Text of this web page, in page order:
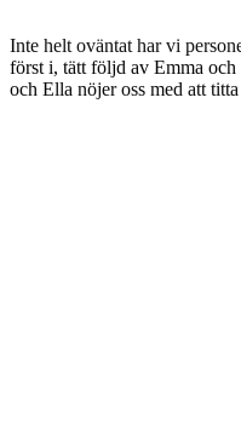
Inte helt oväntat har vi
först i, tätt följd av Emma
och Ella nöjer oss med att